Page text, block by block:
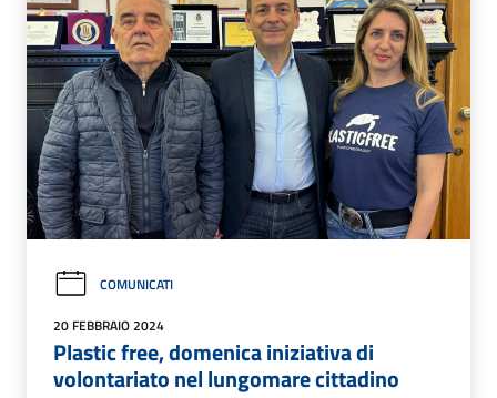
COMUNICATI
20 FEBBRAIO 2024
Plastic free, domenica iniziativa di
volontariato nel lungomare cittadino